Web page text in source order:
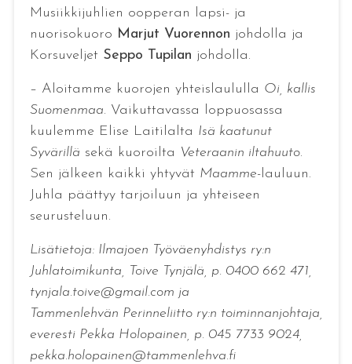
Musiikkijuhlien oopperan lapsi- ja
nuorisokuoro Marjut Vuorennon johdolla ja
Korsuveljet Seppo Tupilan johdolla.
– Aloitamme kuorojen yhteislaululla Oi, kallis
Suomenmaa. Vaikuttavassa loppuosassa
kuulemme Elise Laitilalta Isä kaatunut
Syvärillä sekä kuoroilta Veteraanin iltahuuto.
Sen jälkeen kaikki yhtyvät Maamme-lauluun.
Juhla päättyy tarjoiluun ja yhteiseen
seurusteluun.
Lisätietoja: Ilmajoen Työväenyhdistys ry:n
Juhlatoimikunta, Toive Tynjälä, p. 0400 662 471,
tynjala.toive@gmail.com ja
Tammenlehvän Perinneliitto ry:n toiminnanjohtaja,
everesti Pekka Holopainen, p. 045 7733 9024,
pekka.holopainen@tammenlehva.fi